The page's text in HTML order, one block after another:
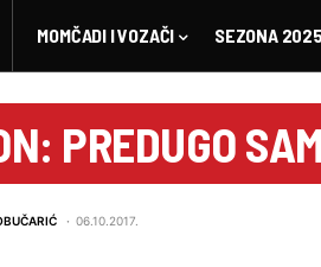
MOMČADI I VOZAČI SEZONA
PREDUGO
06.10.2017.